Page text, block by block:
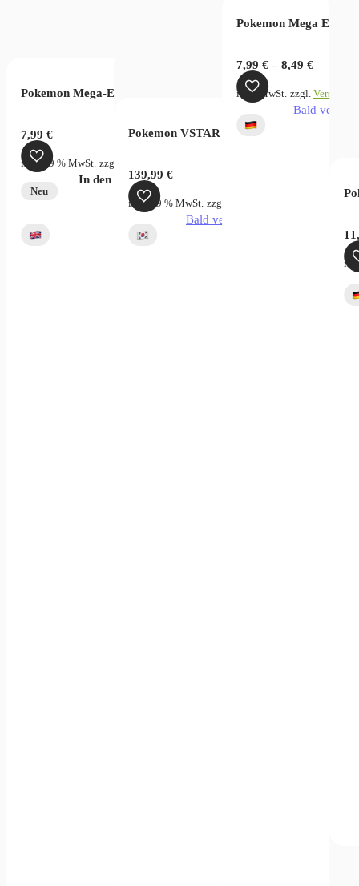
& Purpur Nebel der Sagen Booster Bundle (DE)
Versandkosten
Pokemon Mega-Evolution Pitch Black Sleeved Booster
7,99€
inkl. 19 % MwSt. zzgl.
In den Warenkorb
Neu
Pokemon VSTAR Universe (KR)
139,99€
inkl. 19 % MwSt. zzgl.
Bald verfügbar
Pokemon Mega
7,99 €– 8,49 €
inkl. MwSt. zzgl.
Bald